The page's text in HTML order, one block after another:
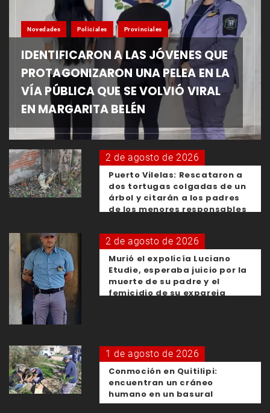
Novedades Policiales Provinciales
IDENTIFICARON A LAS JÓVENES QUE
PROTAGONIZARON UNA PELEA EN LA
VÍA PÚBLICA QUE SE VOLVIÓ VIRAL
EN MARGARITA BELÉN
2 de agosto de 2026
Puerto Vilelas: Rescataron a
dos tortugas colgadas de un
árbol y citarán a los padres
de los menores responsables
2 de agosto de 2026
Murió el expolicía Luciano
Etudie, esperaba juicio por la
muerte de su padre y el
femicidio de su expareja
1 de agosto de 2026
Conmoción en Quitilipi:
encuentran un cráneo
humano en un basural